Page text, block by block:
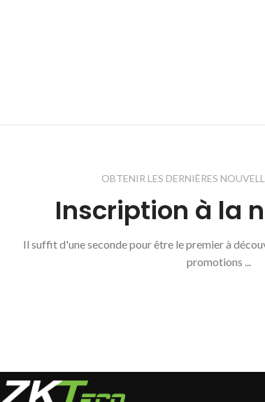
OBTENIR LES DERNIÈRES
Inscription à la
Il suffit d'une seconde pour être le premier à
promotions ...